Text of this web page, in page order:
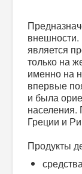
внешности.
является
только на
именно на
впервые
и была
населения.
Греции и
Продукты